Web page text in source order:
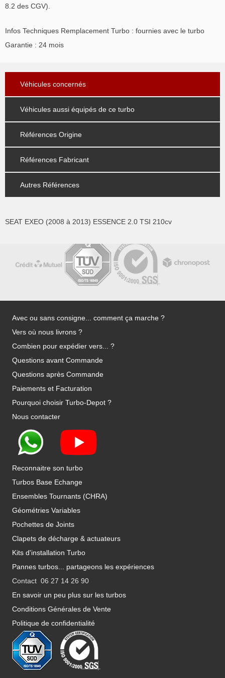
8.2 des CGV).
Infos Techniques Remplacement Turbo : fournies avec le turbo
Garantie : 24 mois
Véhicules concernés
Véhicules aussi équipés de ce turbo
Références Origine
Références Fabricant
Autres Références
SEAT EXEO (2008 à 2013) ESSENCE 2.0 TSI 210cv
Avec ou sans consigne... comment ça marche ?
Vers où nous livrons ?
Combien pour expédier vers... ?
Questions avant Commande
Questions après Commande
Paiements et Facturation
Pourquoi choisir Turbo-Depot ?
Nous contacter
Reconnaitre son turbo
Turbos Base Echange
Ensembles Tournants (CHRA)
Géométries Variables
Pochettes de Joints
Clapets de décharge & actuateurs
Kits d'installation Turbo
Pannes turbos... partageons les expériences
Contact 06 27 14 26 90
En savoir un peu plus sur les turbos
Conditions Générales de Vente
Politique de confidentialité